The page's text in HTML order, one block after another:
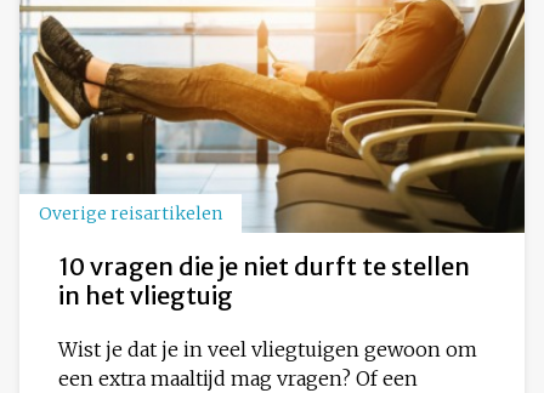
Overige reisartikelen
10 vragen die je niet durft te stellen
in het vliegtuig
Wist je dat je in veel vliegtuigen gewoon om
een extra maaltijd mag vragen? Of een